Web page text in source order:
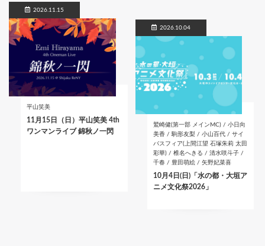
2026.11.15
平山笑美
11月15日（日）平山笑美 4th
ワンマンライブ 錦秋ノ一閃
2026.10.04
鷲崎健(第一部 メインMC) / 小日向
美香 / 駒形友梨 / 小山百代 / サイ
バスフィア(上間江望 石塚朱莉 太田
彩華) / 椎名へきる / 清水咲斗子 /
千春 / 豊田萌絵 / 矢野妃菜喜
10月4日(日)「水の都・大垣ア
ニメ文化祭2026」